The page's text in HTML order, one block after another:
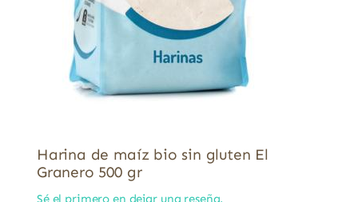
Harina de maíz bio sin gluten El
Granero 500 gr
Sé el primero en dejar una reseña.